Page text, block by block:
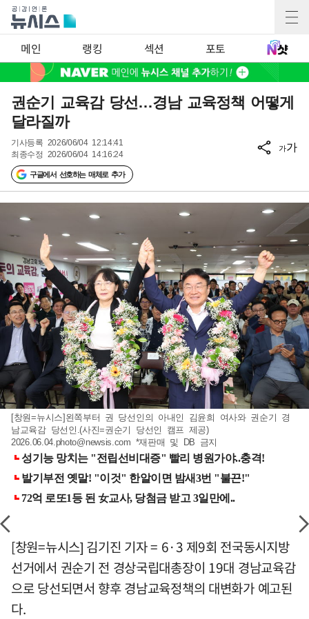
메인 랭킹 섹션 포토
권순기 교육감 당선…경남 교육정책 어떻게
달라질까
기사등록 2026/06/04 12:14:41
최종수정 2026/06/04 14:16:24
구글에서 선호하는 매체로 추가
가가
[창원=뉴시스]왼쪽부터 권 당선인의 아내인 김윤희 여사와 권순기 경
남교육감 당선인.(사진=권순기 당선인 캠프 제공)
2026.06.04.photo@newsis.com *재판매 및 DB 금지
[창원=뉴시스] 김기진 기자 = 6·3 제9회 전국동시지방
선거에서 권순기 전 경상국립대총장이 19대 경남교육감
으로 당선되면서 향후 경남교육정책의 대변화가 예고된
다.